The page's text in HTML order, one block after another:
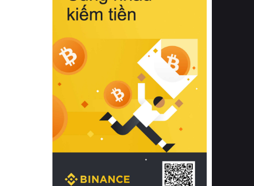
Bên cạnh đó, việc lựa chọn các dòng
sản phẩm đạt chuẩn chất lượng quốc
tế còn giúp ngăn ngừa tình trạng kích
khuẩn và nấm mốc trong điều kiện
thời tiết nóng ẩm. Bạn có thể tìm hiểu
thêm các nghiên cứu khoa học về tác
động của giấc ngủ và môi trường
phòng ngủ đối với sức khỏe con
người tại Sleep Foundation (External
Link) để có cái nhìn toàn diện hơn.
2. Các tiêu chí vàng khi lựa chọn
chăn ga gối đệm cao cấp cho phòng
ngủ
Để sở hữu một bộ chăn ga gối đệm
cao cấp hoàn hảo cả về thẩm mỹ lẫn
công năng, người tiêu dùng cần cân
nhắc kỹ lưỡng các tiêu chí quan trọng